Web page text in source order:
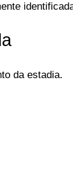
da estadia.